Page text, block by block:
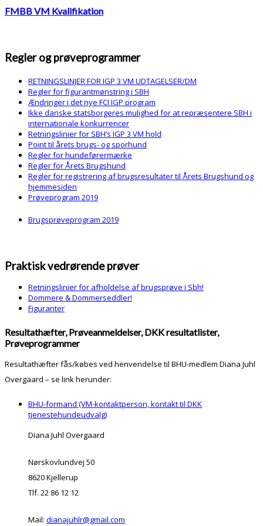
FMBB VM Kvalifikation
Regler og prøveprogrammer
RETNINGSLINJER FOR IGP 3 VM UDTAGELSER/DM
Regler for figurantmønstring i SBH
Ændringer i det nye FCI IGP program
Ikke danske statsborgeres mulighed for at repræsentere SBH i
internationale konkurrencer
Retningslinier for SBH’s IGP 3 VM hold
Point til årets brugs- og sporhund
Regler for hundeførermærke
Regler for Årets Brugshund
Regler for registrering af brugsresultater til Årets Brugshund og
hjemmesiden
Prøveprogram 2019
Brugsprøveprogram 2019
Praktisk vedrørende prøver
Retningslinier for afholdelse af brugsprøve i Sbh!
Dommere & Dommerseddler!
Figuranter
Resultathæfter, Prøveanmeldelser, DKK resultatlister,
Prøveprogrammer
Resultathæfter fås/købes ved henvendelse til BHU-medlem Diana Juhl
Overgaard – se link herunder:
BHU-formand (VM-kontaktperson, kontakt til DKK
tjenestehundeudvalg)
Diana Juhl Overgaard
Nørskovlundvej 50
8620 Kjellerup
Tlf. 22 86 12 12
Mail: dianajuhlr@gmail.com